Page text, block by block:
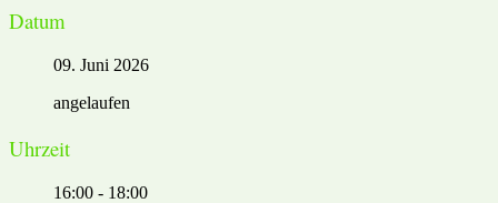
Datum
09. Juni 2026
angelaufen
Uhrzeit
16:00 - 18:00